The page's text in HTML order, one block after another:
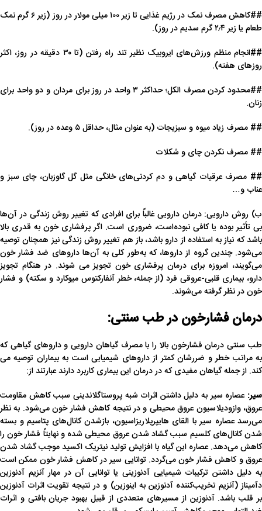
##کاهش مصرف نمک در رژیم غذایی تا زیر ۱۰۰ میلی مولار در روز (زیر ۶ گرم نمک
طعام یا زیر ۲٫۴ گرم سدیم در روز).
##انجام منظم ورزش‌های ایروبیک نظیر تند راه رفتن (تا ۳۰ دقیقه در روز، اکثر
روزهای هفته).
##محدود کردن مصرف الکل؛ حداکثر ۳ واحد در روز برای مردان و دو واحد برای
زنان.
## مصرف زیاد میوه و سبزیجات (به عنوان مثال، حداقل ۵ وعده در روز).
## مصرف نکردن چای و شکلات
## مصرف عرقیات گیاهی و دم کردنی‌های خانگی مثل گل گاوزبان، چای سبز و
عناب و…
ب) روش دارویی: درمان دارویی غالباً برای افرادی که تغییر روش زندگی در آن‌ها
بی تأثیر بوده یا کافی نبوده‌است، ضروری است. اگر پرفشاری خون به قدری بالا
باشد که نیاز به استفاده از دارو باشد، باز هم تغییر روش زندگی نیز همچنان توصیه
می‌شود. چندین گروه از داروها، که به‌طور کلی به آن‌ها داروهای ضد فشار خون
می‌گویند، امروزه برای درمان پرفشاری خون تجویز می شوند. در هنگام تجویز
دارو، بیماری قلبی-عروقی فرد (از جمله، خطر آنفارکتوس میوکارد و سکته) و فشار
خون در نظر گرفته می‌شوند.
درمان فشارخون در طب سنتی:
طب سنتی درمان فشارخون بالا را با مصرف گیاهان دارویی و داروهای گیاهی که
به مراتب خطر و ضررشان کمتر از داروهای شیمیایی است به بیماران توصیه می
کند. از جمله گیاهان مفیدی که در درمان این بیماری کاربرد دارند عبارتند از:
سیر: عصاره سیر به دلیل داشتن اثرات شبه پروستاگلاندینی سبب کاهش مقاومت
عروق، وازودیلاسیون عروق محیطی و در نتیجه کاهش فشار خون می‌شود. به نظر
می‌رسد عصاره سیر با القای هایپرپلاریزاسیون، بازشدن کانال‌های پتاسیم و بسته
شدن کانال‌های کلسیم سبب گشاد شدن عروق محیطی شده و نهایتاً فشار خون را
کاهش می‌دهد. عصاره این گیاه با افزایش تولید نیتریک اکسید موجب گشاد شدن
عروق و کاهش فشار خون می‌گردد. توانایی سیر در کاهش فشار خون ممکن است
به دلیل داشتن ترکیبات شیمیایی آدنوزینی یا توانایی آن در مهار آنزیم آدنوزین
دآمیناز (آنزیم تخریب‌کننده آدنوزین به اینوزین) و در نتیجه تقویت اثرات آدنوزین
بر قلب باشد. آدنوزین از مسیرهای متعددی از قبیل بهبود جریان بافتی و اثرات